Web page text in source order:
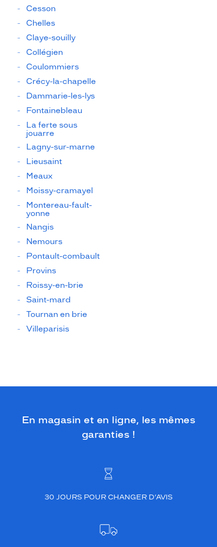
Cesson
Chelles
Claye-souilly
Collégien
Coulommiers
Crécy-la-chapelle
Dammarie-les-lys
Fontainebleau
La ferte sous
jouarre
Lagny-sur-marne
Lieusaint
Meaux
Moissy-cramayel
Montereau-fault-
yonne
Nangis
Nemours
Pontault-combault
Provins
Roissy-en-brie
Saint-mard
Tournan en brie
Villeparisis
En magasin et en ligne, les mêmes
garanties !
30 JOURS POUR CHANGER D’AVIS